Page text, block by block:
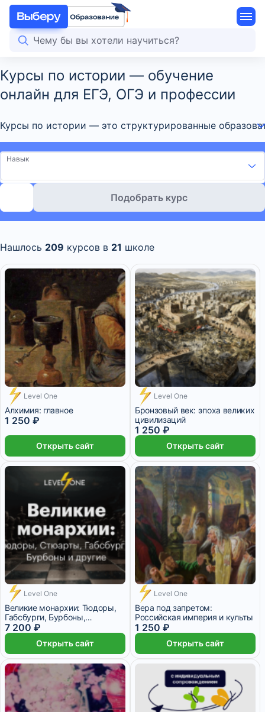
Курсы по истории — обучение
онлайн для ЕГЭ, ОГЭ и профессии
Курсы по истории — это структурированные
Навык
Подобрать курс
Нашлось 209 курсов в 21 школе
Level One
Алхимия: главное
1 250 ₽
Открыть сайт
Level One
Бронзовый век: эпоха великих
цивилизаций
1 250 ₽
Открыть сайт
Level One
Великие монархии: Тюдоры,
Габсбурги, Бурбоны,
Виндзоры и другие
7 200 ₽
Открыть сайт
Level One
Вера под запретом:
Российская империя и культы
1 250 ₽
Открыть сайт